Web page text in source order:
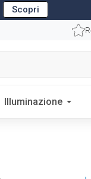
Scopri
Illuminazione